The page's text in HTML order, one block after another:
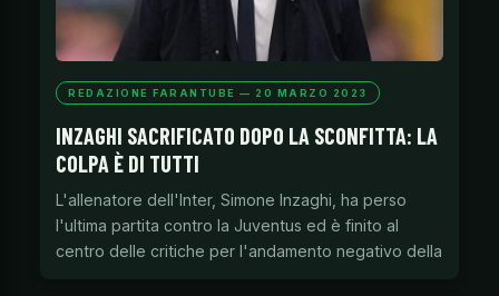
REDAZIONE FARANTUBE — 20 MARZO 2023
INZAGHI SACRIFICATO DOPO LA SCONFITTA: LA
COLPA È DI TUTTI
L'allenatore dell'Inter, Simone Inzaghi, ha perso
l'ultima partita contro la Juventus ed è finito al
centro delle critiche per l'andamento negativo della